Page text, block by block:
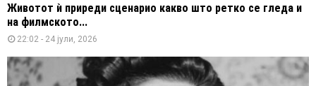
Животот ѝ приреди сценарио какво што ретко се гледа и
на филмското...
22:02 - 24 јули, 2026